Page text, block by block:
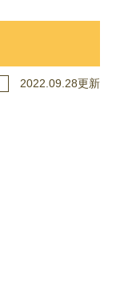
2022.09.28更新